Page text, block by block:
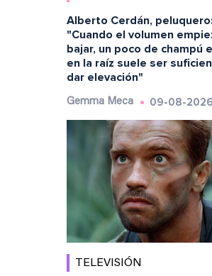
Alberto Cerdán, peluquero:
"Cuando el volumen
bajar, un poco de champú
en la raíz suele ser
dar elevación"
Gemma Meca 09-08-2026
TELEVISIÓN